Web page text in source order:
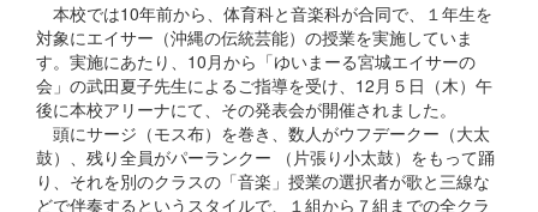
本校では10年前から、体育科と音楽科が合同で、１年生を
対象にエイサー（沖縄の伝統芸能）の授業を実施していま
す。実施にあたり、10月から「ゆいまーる宮城エイサーの
会」の武田夏子先生によるご指導を受け、12月５日（木）午
後に本校アリーナにて、その発表会が開催されました。
頭にサージ（モス布）を巻き、数人がウフデークー（大太
鼓）、残り全員がパーランクー （片張り小太鼓）をもって踊
り、それを別のクラスの「音楽」授業の選択者が歌と三線な
どで伴奏するというスタイルで、１組から７組までの全クラ